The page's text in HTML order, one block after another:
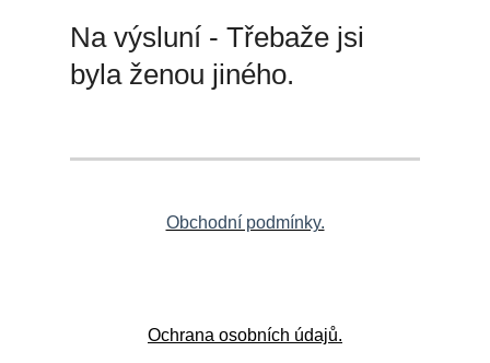
Na výsluní - Třebaže jsi
byla ženou jiného.
Obchodní podmínky.
Ochrana osobních údajů.